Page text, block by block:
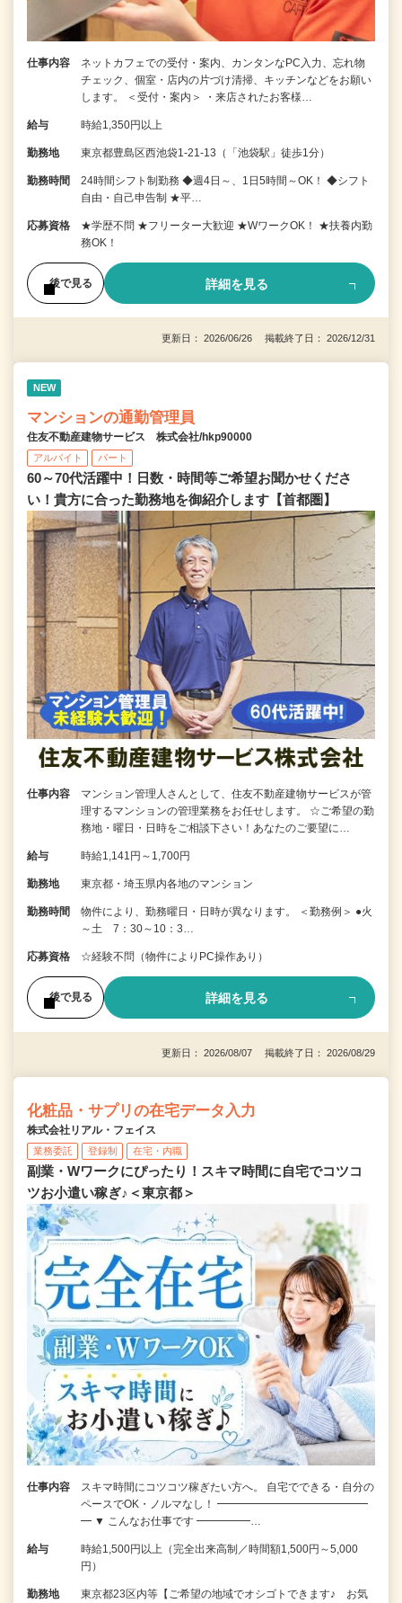
仕事内容
ネットカフェでの受付・案内、カンタンなPC入力、忘れ物
チェック、個室・店内の片づけ清掃、キッチンなどをお願い
します。 ＜受付・案内＞ ・来店されたお客様…
給与 時給1,350円以上
勤務地 東京都豊島区西池袋1-21-13（「池袋駅」徒歩1分）
勤務時間
24時間シフト制勤務 ◆週4日～、1日5時間～OK！ ◆シフト
自由・自己申告制 ★平…
応募資格
★学歴不問 ★フリーター大歓迎 ★WワークOK！ ★扶養内勤
務OK！
後で見る 詳細を見る
更新日： 2026/06/26 掲載終了日： 2026/12/31
NEW
マンションの通勤管理員
住友不動産建物サービス 株式会社/hkp90000
アルバイト パート
60～70代活躍中！日数・時間等ご希望お聞かせくださ
い！貴方に合った勤務地を御紹介します【首都圏】
仕事内容
マンション管理人さんとして、住友不動産建物サービスが管
理するマンションの管理業務をお任せします。 ☆ご希望の勤
務地・曜日・日時をご相談下さい！あなたのご要望に…
給与 時給1,141円～1,700円
勤務地 東京都・埼玉県内各地のマンション
勤務時間
物件により、勤務曜日・日時が異なります。 ＜勤務例＞ ●火
～土 7：30～10：3…
応募資格 ☆経験不問（物件によりPC操作あり）
後で見る 詳細を見る
更新日： 2026/08/07 掲載終了日： 2026/08/29
化粧品・サプリの在宅データ入力
株式会社リアル・フェイス
業務委託 登録制 在宅・内職
副業・Wワークにぴったり！スキマ時間に自宅でコツコ
ツお小遣い稼ぎ♪＜東京都＞
仕事内容
スキマ時間にコツコツ稼ぎたい方へ。 自宅でできる・自分の
ペースでOK・ノルマなし！ ━━━━━━━━━━━━━━
━ ▼ こんなお仕事です ━━━━━…
給与
時給1,500円以上（完全出来高制／時間額1,500円～5,000
円）
勤務地
東京都23区内等【ご希望の地域でオシゴトできます♪ お気